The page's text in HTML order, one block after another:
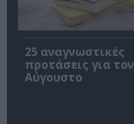
25 αναγνωστικές
προτάσεις για τον
Αύγουστο